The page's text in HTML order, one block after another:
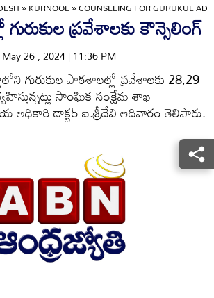
»KURNOOL»COUNSELING FOR GURUKUL
ప్రవేశాలకు కౌన్సెలింగ్‌
26 , 2024 | 11:36 PM
గురుకుల పాఠశాలల్లో ప్రవేశాలకు 28,29
సాంఘిక సంక్షేమ శాఖ
డాక్టర్‌ ఐ.శ్రీదేవి ఆదివారం తెలిపారు.